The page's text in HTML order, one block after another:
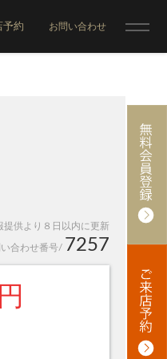
予約 お問い合わせ
供より８日以内に更新
い合わせ番号/ 7257